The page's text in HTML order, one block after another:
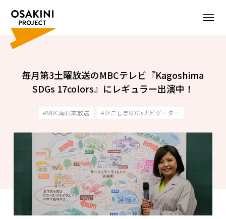
毎月第3土曜放送のMBCテレビ『Kagoshima
SDGs 17colors』にレギュラー出演中！
MBC南日本放送 かごしまSDGsナビゲーター